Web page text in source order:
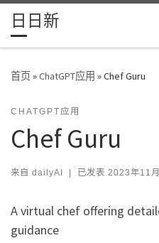
Skip to content
日日新
首页»ChatGPT应用 »Chef Guru
CHATGPT应用
Chef Guru
来自 dailyAI | 已发表 2023年11
A virtual chef offering
guidance